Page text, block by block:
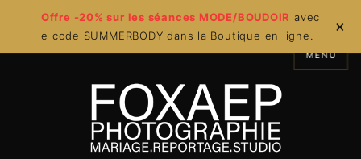
Offre -20% sur les séances MODE/BOUDOIR avec
le code SUMMERBODY dans la Boutique en ligne.
×
MENU